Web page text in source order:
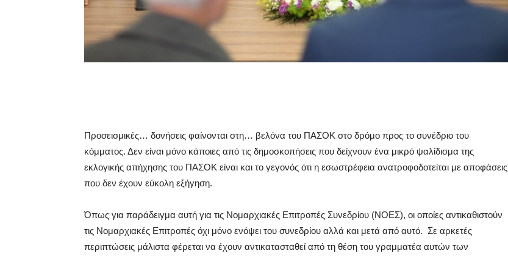
Προσεισμικές… δονήσεις φαίνονται στη… βελόνα του ΠΑΣΟΚ στο δρόμο προς το συνέδριο του
κόμματος. Δεν είναι μόνο κάποιες από τις δημοσκοπήσεις που δείχνουν ένα μικρό ψαλίδισμα της
εκλογικής απήχησης του ΠΑΣΟΚ είναι και το γεγονός ότι η εσωστρέφεια ανατροφοδοτείται με αποφάσεις
που δεν έχουν εύκολη εξήγηση.
Όπως για παράδειγμα αυτή για τις Νομαρχιακές Επιτροπές Συνεδρίου (ΝΟΕΣ), οι οποίες αντικαθιστούν
τις Νομαρχιακές Επιτροπές όχι μόνο ενόψει του συνεδρίου αλλά και μετά από αυτό. Σε αρκετές
περιπτώσεις μάλιστα φέρεται να έχουν αντικατασταθεί από τη θέση του γραμματέα αυτών των